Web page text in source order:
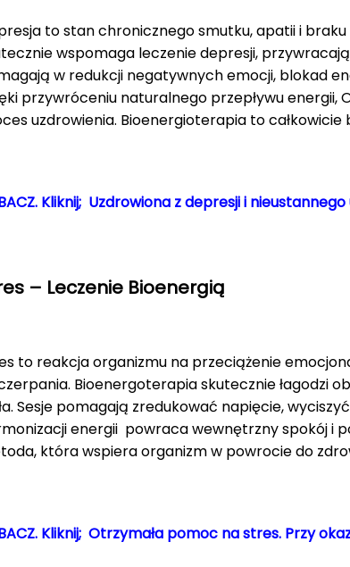
to stan chronicznego smutku, apatii i
wspomaga leczenie depresji,
w redukcji negatywnych emocji, blokad
przywróceniu naturalnego przepływu energii,
uzdrowienia. Bioenergioterapia to
Kliknij; Uzdrowiona z depresji i nieustannego
– Leczenie Bioenergią
to reakcja organizmu na przeciążenie
Bioenergoterapia skutecznie łagodzi
Sesje pomagają zredukować napięcie,
energii powraca wewnętrzny spokój i
która wspiera organizm w powrocie do
Kliknij; Otrzymała pomoc na stres. Przy